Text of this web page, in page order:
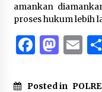
amankan
proses hukum lebih
Posted in